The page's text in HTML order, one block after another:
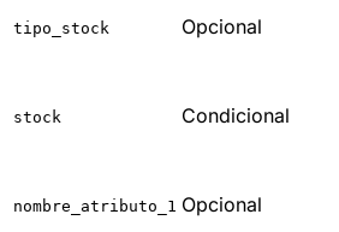
tipo_stock Opcional
stock Condicional
nombre_atributo_1 Opcional